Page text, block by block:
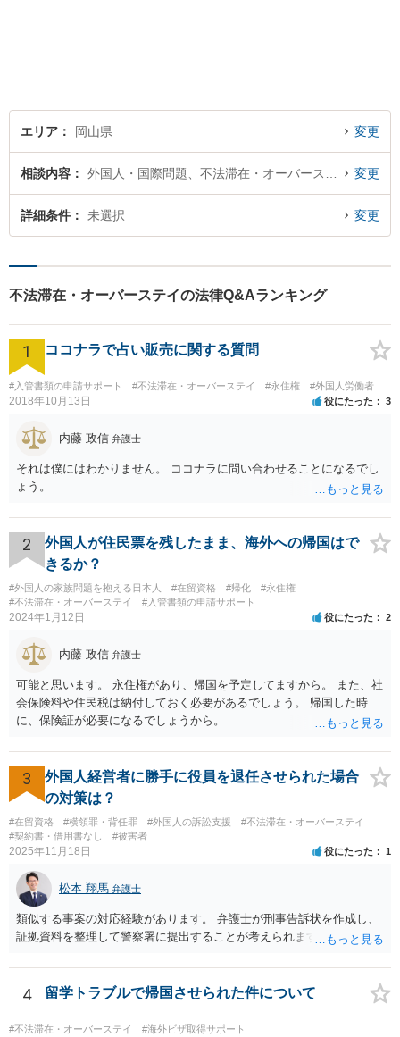
エリア 岡山県 変更
相談内容 変更
詳細条件 未選択 変更
不法滞在・オーバーステイの法律Q&Aランキング
1 ココナラで占い販売に関する質問
#入管書類の申請サポート #不法滞在・オーバーステイ #永住権 #外国人労働者
2018年10月13日 役にたった 3
内藤 政信 弁護士
それは僕にはわかりません。 ココナラに問い合わせることになるでし
ょう。
2
外国人が住民票を残したまま、海外への帰国はで
きるか？
#外国人の家族問題を抱える日本人 #在留資格 #帰化
#永住権
#不法滞在・オーバーステイ
#入管書類の申請サポート
2024年1月12日 役にたった 2
内藤 政信 弁護士
可能と思います。 永住権があり、帰国を予定してますから。 また、社
会保険料や住民税は納付しておく必要があるでしょう。 帰国した時
に、保険証が必要になるでしょうから。
3
外国人経営者に勝手に役員を退任させられた場合
の対策は？
#在留資格 #横領罪・背任罪 #外国人の訴訟支援
#不法滞在・オーバーステイ
#契約書・借用書なし
#被害者
2025年11月18日 役にたった 1
松本 翔馬 弁護士
類似する事案の対応経験があります。 弁護士が刑事告訴状を作成し、
証拠資料を整理して警察署に提出することが考えられます。
4 留学トラブルで帰国させられた件について
#不法滞在・オーバーステイ #海外ビザ取得サポート